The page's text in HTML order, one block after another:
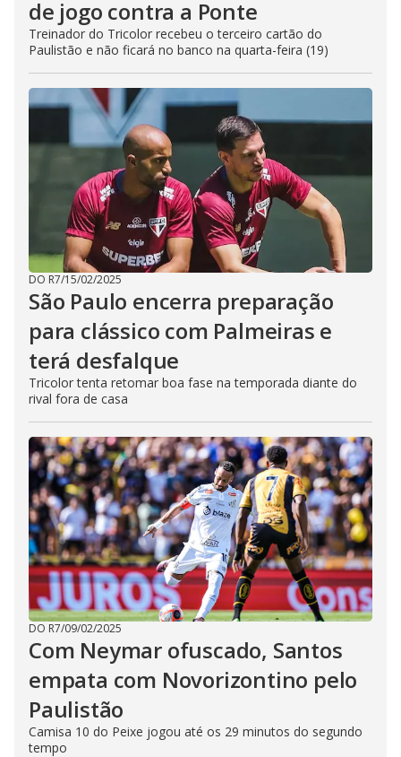
de jogo contra a Ponte
Treinador do Tricolor recebeu o terceiro cartão do
Paulistão e não ficará no banco na quarta-feira (19)
DO R7/15/02/2025
São Paulo encerra preparação
para clássico com Palmeiras e
terá desfalque
Tricolor tenta retomar boa fase na temporada diante do
rival fora de casa
DO R7/09/02/2025
Com Neymar ofuscado, Santos
empata com Novorizontino pelo
Paulistão
Camisa 10 do Peixe jogou até os 29 minutos do segundo
tempo